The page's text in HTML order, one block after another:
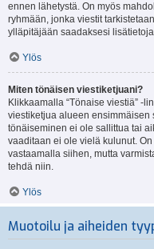
ennen lähetystä. On myös
ryhmään, jonka viestit
ylläpitäjään saadaksesi
Ylös
Miten tönäisen viestiketjuani?
Klikkaamalla “Tönaise viestiä” -
viestiketjua alueen ensimmäisen
tönäiseminen ei ole sallittua tai
vaaditaan ei ole vielä kulunut.
vastaamalla siihen, mutta
tehdä niin.
Ylös
Muotoilu ja aiheiden